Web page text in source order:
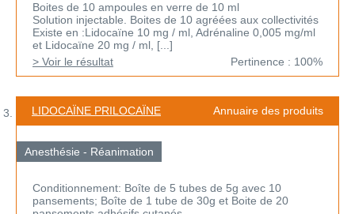
Boites de 10 ampoules en verre de 10 ml
Solution injectable. Boites de 10 agréées aux collectivités
Existe en :Lidocaïne 10 mg / ml, Adrénaline 0,005 mg/ml
et Lidocaïne 20 mg / ml, [...]
> Voir le résultat
Pertinence : 100%
LIDOCAÏNE PRILOCAÏNE Annuaire des produits
Anesthésie - Réanimation
Conditionnement: Boîte de 5 tubes de 5g avec 10
pansements; Boîte de 1 tube de 30g et Boite de 20